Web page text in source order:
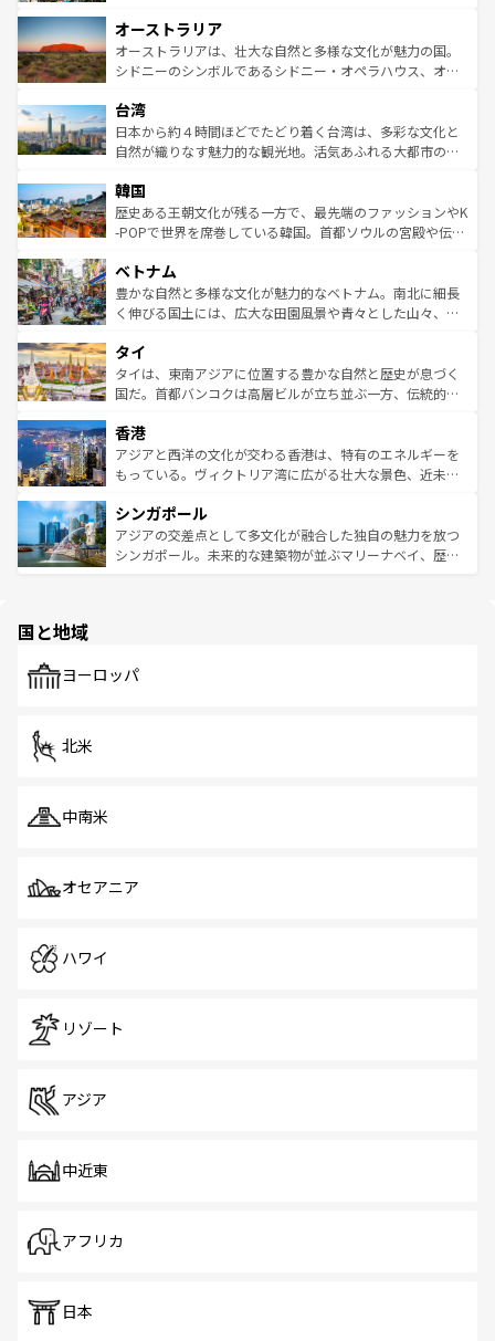
部のニューオーリンズでは、音楽と美食が融合した独特の
文化が魅力。旅行者はアメリカの各地域で異なる魅力を楽
しみながら、その多様性と豊かな歴史を感じることができ
ならではの贅沢な旅のスタイルだ。 なお、新着のアメリカ
情報はコンテンツ一覧を参照してほしい。
ワイ島は見逃せない。また、定番の観光地といえばオアフ
島だが、静かな自然を求めるならマウイ島やカウアイ島が
おすすめ。エメラルドグリーンに輝く海をはじめ、豊かな
れるおもてなしの心で訪れる人々を迎えてくれるハワイの
人々、おいしいローカルフードやハワイアンミュージッ
ク、伝統的なフラダンスなど、すべてがハワイの魅力を彩
ワイを、存分に味わってほしい。 なお、新着のハワイ情報
はコンテンツ一覧を参照してほしい。
オーストラリア
オーストラリアは、壮大な自然と多様な文化が魅力の国。
シドニーのシンボルであるシドニー・オペラハウス、オー
リアリーフや大陸中央部にそびえるウルル（エアーズロッ
ク）、タスマニアの美しい原生林やケアンズの熱帯雨林な
ど、見どころがたくさん。また、カフェやワイン、オージ
いる。アクティビティも充実しており、サーフィンやダイ
ビング、ハイキングなど、アウトドア好きにはたまらな
い。オーストラリアの多彩な魅力を存分に味わいつくそ
参照してほしい。
台湾
日本から約４時間ほどでたどり着く台湾は、多彩な文化と
自然が織りなす魅力的な観光地。活気あふれる大都市の台
ン）、静ひつな山岳地帯である台湾東部など、都市の喧騒
と山間の静けさが共存しており、訪れる人に新しい発見と
驚きをもたらしてくれる。また、奥深い台湾の食文化も魅
容にもいいと評判のスイーツなど、バラエティ豊かな料理
が味わえる。 なお、新着の台湾情報は コンテンツ一覧を参
照してほしい。
韓国
歴史ある王朝文化が残る一方で、最先端のファッションやK
-POPで世界を席巻している韓国。首都ソウルの宮殿や伝統
き、地方に足を延ばせば四季折々の自然美を楽しむことが
できる。そして、キムチや焼肉、絶品のストリートフード
まで、さまざまな韓国料理が待っている。夜には、韓国な
リティに包まれながら、韓国の多彩な魅力を心ゆくまで味
わってみてほしい。 なお、新着の韓国情報はコンテンツ一
覧を参照してほしい。
ベトナム
豊かな自然と多様な文化が魅力的なベトナム。南北に細長
く伸びる国土には、広大な田園風景や青々とした山々、世
急速な発展と共に伝統が息づく。ハノイの古い町並みやホ
ーチミン市のフランス統治時代の建物も、独特の雰囲気を
醸し出している。また、バラエティの豊かさとおいしさで
とつ。フォーやバインミー、ベトナムコーヒーなどは、ぜ
ひ現地で味わいたい。どの地域を訪れてもあたたかい人々
が旅行者を迎えてくれるので、きっと忘れられない旅にな
参照してほしい。
タイ
タイは、東南アジアに位置する豊かな自然と歴史が息づく
国だ。首都バンコクは高層ビルが立ち並ぶ一方、伝統的な
の活気が交差している。北部ではチェンマイなどの山岳地
帯で自然と触れ合い、南部ではプーケットやクラビの美し
いビーチでリゾート気分を楽しむことができる。タイ料理
激する。気候は一年中温暖で、どの季節にも異なる楽しみ
が待っている。親しみやすいタイの人々、仏教を中心とし
た文化、そして多様な観光資源が、訪れる旅人を魅了し続
香港
アジアと西洋の文化が交わる香港は、特有のエネルギーを
もっている。ヴィクトリア湾に広がる壮大な景色、近未来
み、どこを訪れても感動するはず。観光スポットが密集し
ており、効率よく見どころを回れるのも魅力。息をのむよ
うな絶景から文化的な体験まで、香港を存分に楽しみ尽く
シンガポール
アジアの交差点として多文化が融合した独自の魅力を放つ
シンガポール。未来的な建築物が並ぶマリーナベイ、歴史
で、ホーカーズは地元の風情を楽しめる外せないスポット
国と地域
ヨーロッパ
北米
中南米
オセアニア
ハワイ
リゾート
アジア
中近東
アフリカ
日本